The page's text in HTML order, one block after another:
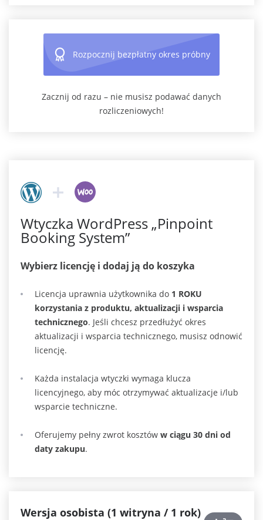
Rozpocznij bezpłatny okres próbny
Zacznij od razu – nie musisz podawać danych
rozliczeniowych!
Wtyczka WordPress „Pinpoint
Booking System”
Wybierz licencję i dodaj ją do koszyka
Licencja uprawnia użytkownika do 1 ROKU
korzystania z produktu, aktualizacji i wsparcia
technicznego. Jeśli chcesz przedłużyć okres
aktualizacji i wsparcia technicznego, musisz odnowić
licencję.
Każda instalacja wtyczki wymaga klucza
licencyjnego, aby móc otrzymywać aktualizacje i/lub
wsparcie techniczne.
Oferujemy pełny zwrot kosztów w ciągu 30 dni od
daty zakupu.
Wersja osobista (1 witryna / 1 rok)